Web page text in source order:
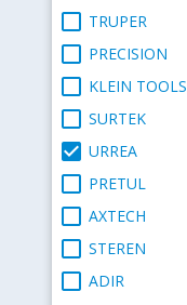
check_box_outline_blank TRUPER
check_box_outline_blank PRECISION
check_box_outline_blank KLEIN TOOLS
check_box_outline_blank SURTEK
check_box URREA
check_box_outline_blank PRETUL
check_box_outline_blank AXTECH
check_box_outline_blank STEREN
check_box_outline_blank ADIR